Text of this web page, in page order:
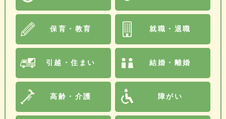
保育・教育 就職・退職
引越・住まい 結婚・離婚
高齢・介護 障がい